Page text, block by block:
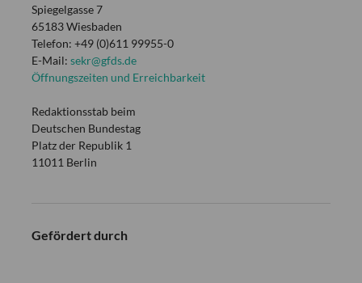
Spiegelgasse 7
65183 Wiesbaden
Telefon: +49 (0)611 99955-0
E-Mail: sekr@gfds.de
Öffnungszeiten und Erreichbarkeit
Redaktionsstab beim
Deutschen Bundestag
Platz der Republik 1
11011 Berlin
Gefördert durch